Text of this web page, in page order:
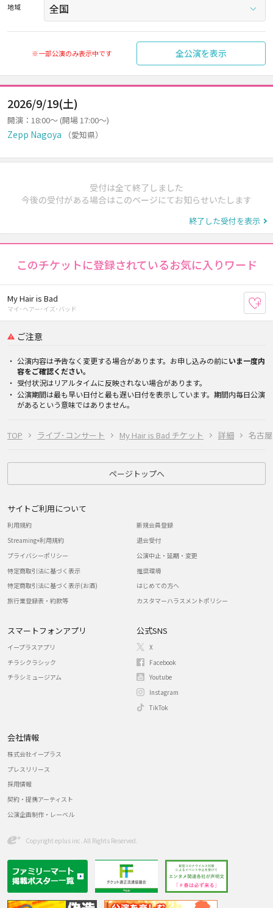
TOP ライブ･コンサート My Hair is Bad チケット 詳細 名古
地域
※一部公演のみ表示中です 全公演を表示
2026/9/19(土)
開演：18:00～ (開場 17:00～)
Zepp Nagoya （愛知県）
受付は全て終了しました
今後の受付がある場合はこのページにてお知らせいたします
終了した受付を表示
このチケットに登録されているお気に入りワード
My Hair is Bad
マイ･ヘアー･イズ･バッド
ご注意
公演内容は予告なく変更する場合があります。お申し込みの前にいま一度内
容をご確認ください。
受付状況はリアルタイムに反映されない場合があります。
公演期間は最も早い日付と最も遅い日付を表示しています。期間内毎日公演
があるという意味ではありません。
ページトップへ
サイトご利用について
利用規約
Streaming+利用規約
プライバシーポリシー
特定商取引法に基づく表示
特定商取引法に基づく表示(お酒)
旅行業登録表・約款等
新規会員登録
退会受付
公演中止・延期・変更
推奨環境
はじめての方へ
カスタマーハラスメントポリシー
スマートフォンアプリ
イープラスアプリ
チラシクラシック
チラシミュージアム
公式SNS
X
Facebook
Youtube
Instagram
TikTok
会社情報
株式会社イープラス
プレスリリース
採用情報
契約・提携アーティスト
公演企画制作・レーベル
Copyright eplus inc. All Rights Reserved.